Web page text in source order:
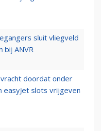
sluit vliegveld
bij ANVR
doordat onder
easyJet slots vrijgeven